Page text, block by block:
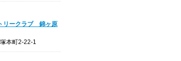
リークラブ 錦ヶ原
本町2-22-1